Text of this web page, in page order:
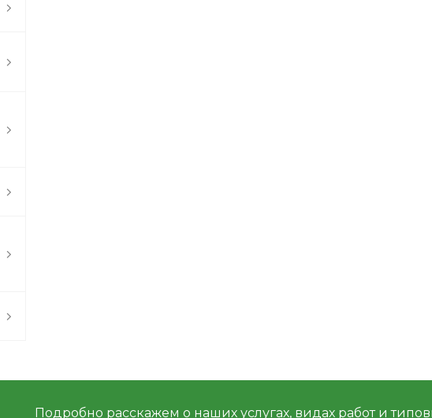
Подробно расскажем о наших услугах, видах работ и